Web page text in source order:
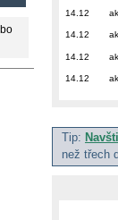
14.12
14.12
14.12
14.12
Tip:
než třech